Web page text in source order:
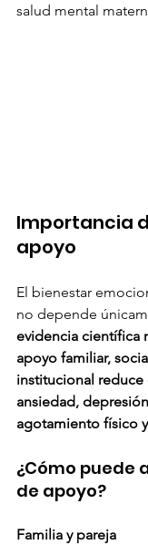
salud mental
Importancia
apoyo
El bienestar
no depende
evidencia científica
apoyo familiar,
institucional
ansiedad,
agotamiento físico
¿Cómo puede
de apoyo?
Familia y pareja